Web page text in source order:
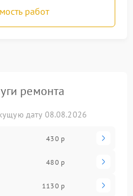
работ
ремонта
дату 08.08.2026
430 р
480 р
1130 р